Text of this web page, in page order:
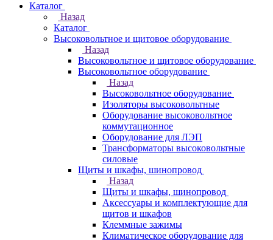
Каталог
Назад
Каталог
Высоковольтное и щитовое оборудование
Назад
Высоковольтное и щитовое оборудование
Высоковольтное оборудование
Назад
Высоковольтное оборудование
Изоляторы высоковольтные
Оборудование высоковольтное
коммутационное
Оборудование для ЛЭП
Трансформаторы высоковольтные
силовые
Щиты и шкафы, шинопровод
Назад
Щиты и шкафы, шинопровод
Аксессуары и комплектующие для
щитов и шкафов
Клеммные зажимы
Климатическое оборудование для